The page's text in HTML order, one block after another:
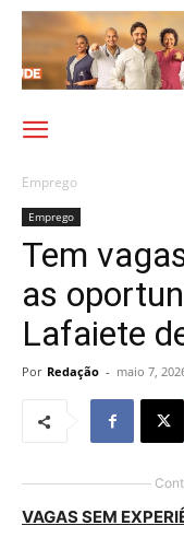
Emprego
Emprego
Tem
as
Lafaiete
Por Redação - maio 7,
VAGAS SEM